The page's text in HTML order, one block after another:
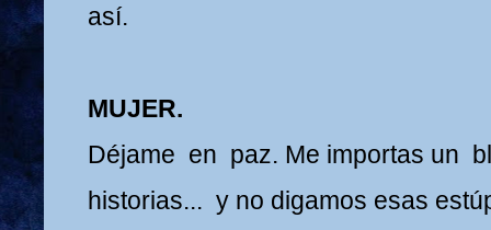
así.
MUJER.
Déjame en paz. Me importas un
historias... y no digamos esas